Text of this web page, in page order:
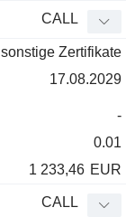
CALL
sonstige Zertifikate
17.08.2029
-
0.01
1 233,46 EUR
CALL